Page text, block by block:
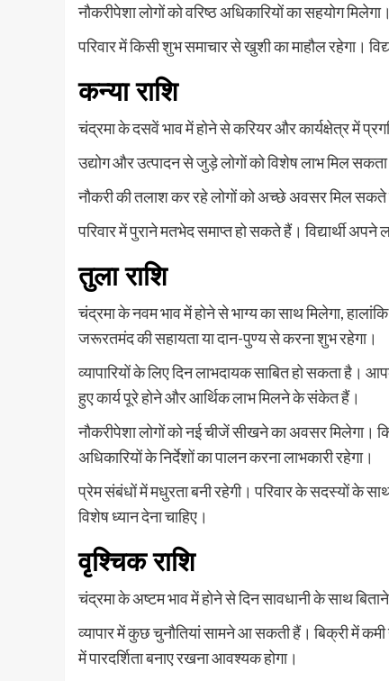
नौकरीपेशा लोगों को वरिष्ठ अधिकारियों का सहयोग
परिवार में किसी शुभ समाचार से खुशी का माहौल रहेगा।
कन्या राशि
चंद्रमा के दसवें भाव में होने से करियर और कार्यक्षेत्र में
उद्योग और उत्पादन से जुड़े लोगों को विशेष लाभ मिल सकता
नौकरी की तलाश कर रहे लोगों को अच्छे अवसर मिल
परिवार में पुराने मतभेद समाप्त हो सकते हैं। विद्यार्थी
तुला राशि
चंद्रमा के नवम भाव में होने से भाग्य का साथ मिलेगा,
जरूरतमंद की सहायता या दान-पुण्य से करना शुभ रहेगा।
व्यापारियों के लिए दिन लाभदायक साबित हो सकता है।
हुए कार्य पूरे होने और आर्थिक लाभ मिलने के संकेत हैं।
नौकरीपेशा लोगों को नई चीजें सीखने का अवसर मिलेगा।
अधिकारियों के निर्देशों का पालन करना लाभकारी रहेगा।
प्रेम संबंधों में मधुरता बनी रहेगी। परिवार के सदस्यों के
विशेष ध्यान देना चाहिए।
वृश्चिक राशि
चंद्रमा के अष्टम भाव में होने से दिन सावधानी के साथ
व्यापार में कुछ चुनौतियां सामने आ सकती हैं। बिक्री में कमी
में पारदर्शिता बनाए रखना आवश्यक होगा।